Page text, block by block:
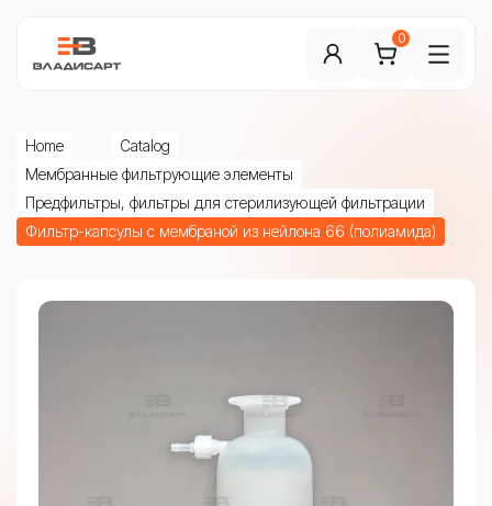
0
Home
Catalog
Мембранные фильтрующие элементы
Предфильтры, фильтры для стерилизующей фильтрации
Фильтр-капсулы с мембраной из нейлона 66 (полиамида)